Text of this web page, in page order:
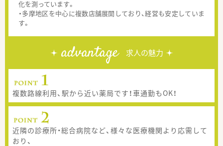
化を測っています。
・多摩地区を中心に複数店舗展開しており、経営も安定していま
す。
advantage 求人の魅力
複数路線利用、駅から近い薬局です！車通勤もOK！
近隣の診療所・総合病院など、様々な医療機関より応需して
おり、